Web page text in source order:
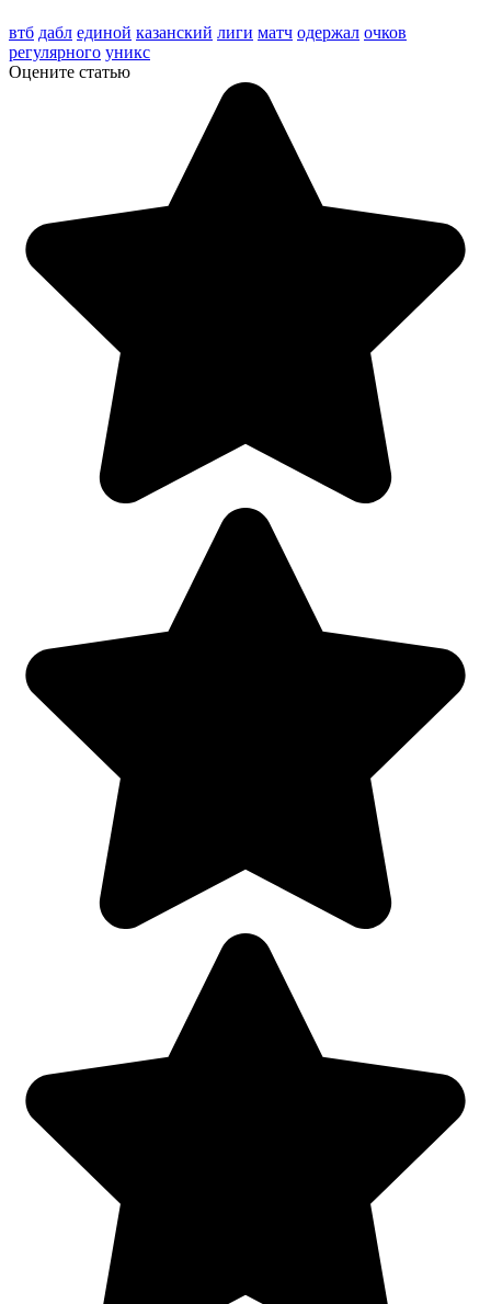
втб дабл единой казанский лиги матч одержал очков
регулярного уникс
Оцените статью